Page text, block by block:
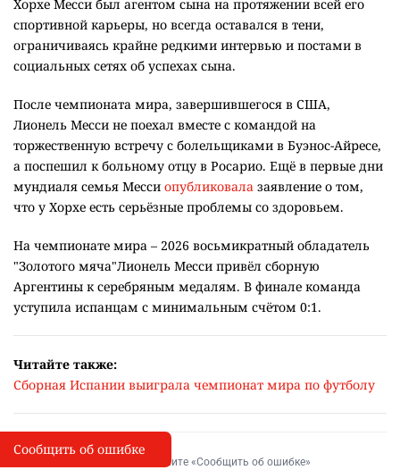
Хорхе Месси был агентом сына на протяжении всей его
спортивной карьеры, но всегда оставался в тени,
ограничиваясь крайне редкими интервью и постами в
социальных сетях об успехах сына.
После чемпионата мира, завершившегося в США,
Лионель Месси не поехал вместе с командой на
торжественную встречу с болельщиками в Буэнос-Айресе,
а поспешил к больному отцу в Росарио. Ещё в первые дни
мундиаля семья Месси опубликовала заявление о том,
что у Хорхе есть серьёзные проблемы со здоровьем.
На чемпионате мира – 2026 восьмикратный обладатель
"Золотого мяча"Лионель Месси привёл сборную
Аргентины к серебряным медалям. В финале команда
уступила испанцам с минимальным счётом 0:1.
Читайте также:
Сборная Испании выиграла чемпионат мира по футболу
I
Сообщить об опечатке
Выделите фрагмент и нажмите «Сообщить об ошибке»
Сообщить об ошибке